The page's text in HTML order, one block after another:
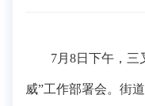
7月8日下午，三叉
威”工作部署会。街